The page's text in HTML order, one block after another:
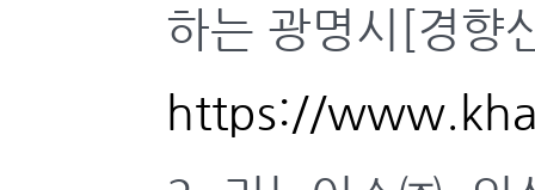
하는 광명시[경
https://